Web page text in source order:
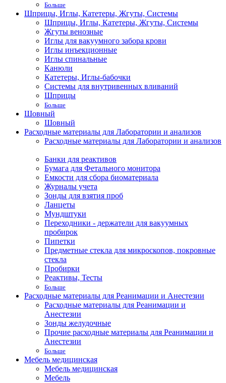
Больше
Шприцы, Иглы, Катетеры, Жгуты, Системы
Шприцы, Иглы, Катетеры, Жгуты, Системы
Жгуты венозные
Иглы для вакуумного забора крови
Иглы инъекционные
Иглы спинальные
Канюли
Катетеры, Иглы-бабочки
Системы для внутривенных вливаний
Шприцы
Больше
Шовный
Шовный
Расходные материалы для Лаборатории и анализов
Расходные материалы для Лаборатории и анализов
Банки для реактивов
Бумага для Фетального монитора
Емкости для сбора биоматериала
Журналы учета
Зонды для взятия проб
Ланцеты
Мундштуки
Переходники - держатели для вакуумных
пробирок
Пипетки
Предметные стекла для микроскопов, покровные
стекла
Пробирки
Реактивы, Тесты
Больше
Расходные материалы для Реанимации и Анестезии
Расходные материалы для Реанимации и
Анестезии
Зонды желудочные
Прочие расходные материалы для Реанимации и
Анестезии
Больше
Мебель медицинская
Мебель медицинская
Мебель